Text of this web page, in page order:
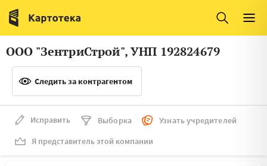
Италия
Люксембург
Литва
Нидерланды
ООО "ЗентриСтрой", УНП 192824679
Следить за контрагентом
Исправить Выборка
Узнать учредителей
Я представитель этой компании